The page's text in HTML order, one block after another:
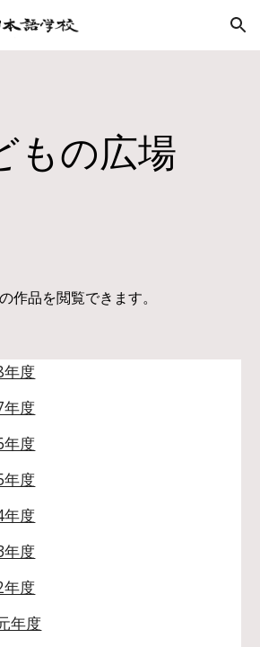
Skip to navigation
もの広場
作品を閲覧できます。
度
度
度
度
度
度
度
年度